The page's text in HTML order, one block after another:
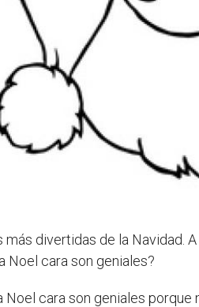
más divertidas de la Navidad.
Noel cara son geniales?
Noel cara son geniales